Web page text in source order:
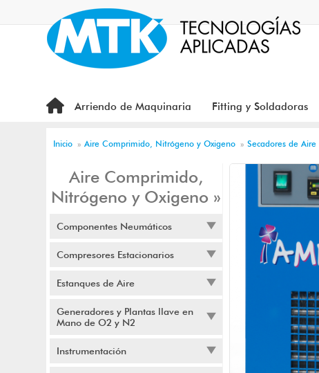
Arriendo de Maquinaria Fitting y Soldadoras
Inicio » Aire Comprimido, Nitrógeno y Oxigeno » Secadores de Aire
Aire Comprimido,
Nitrógeno y Oxigeno »
Componentes Neumáticos
Compresores Estacionarios
Estanques de Aire
Generadores y Plantas llave en
Mano de O2 y N2
Instrumentación